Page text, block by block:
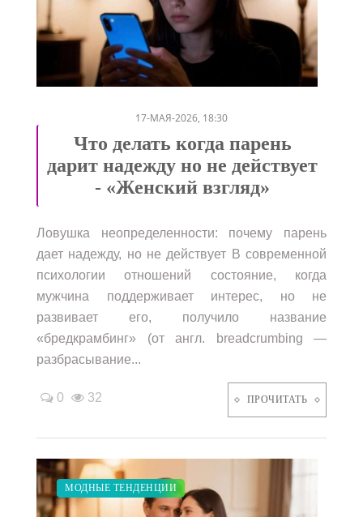
//
17-МАЯ-2026, 18:30
Что делать когда парень
дарит надежду но не действует
- «Женский взгляд»
Ловушка неопределенности: почему парень
дает надежду, но не действует В современной
психологии отношений состояние, когда
мужчина поддерживает интерес, но не
развивает его, получило название
«бредкрамбинг» (от англ. breadcrumbing —
разбрасывание...
0 32 ПРОЧИТАТЬ
ЗАКУПКИ ПО МОДЕ
СВАДЬБА
ПОКАЗЫ
МОДНЫЕ ТЕНДЕНЦИИ